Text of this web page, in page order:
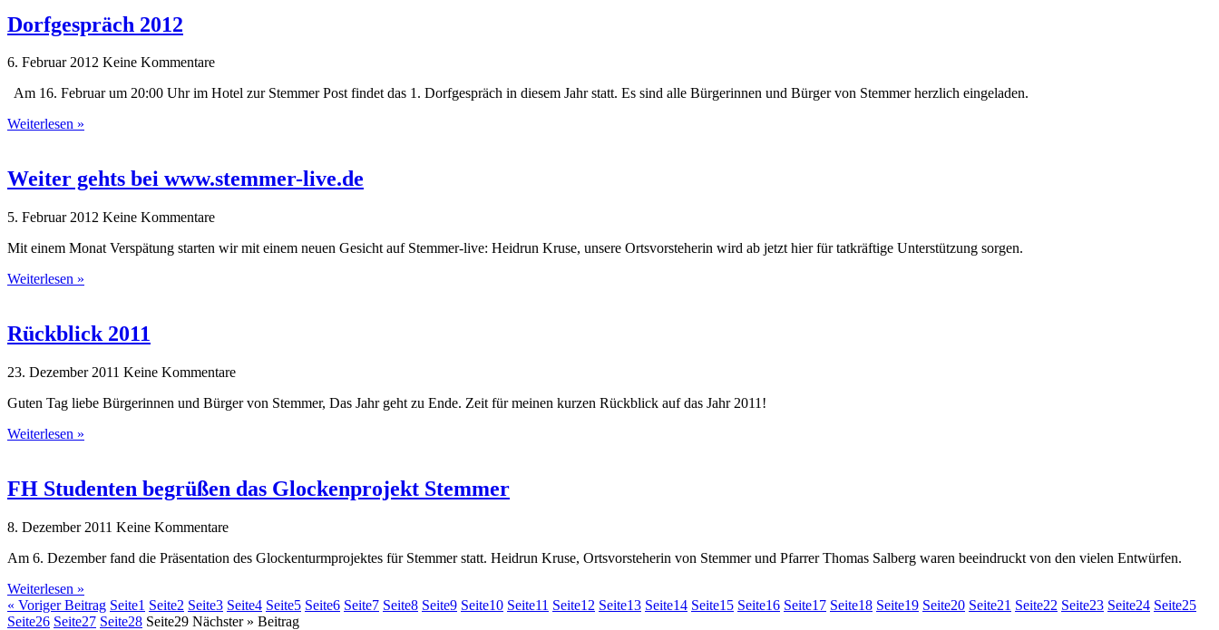
Dorfgespräch 2012
6. Februar 2012 Keine Kommentare
Am 16. Februar um 20:00 Uhr im Hotel zur Stemmer Post findet das 1. Dorfgespräch in diesem Jahr statt. Es sind alle Bürgerinnen und Bürger von Stemmer herzlich eingeladen.
Weiterlesen »
Weiter gehts bei www.stemmer-live.de
5. Februar 2012 Keine Kommentare
Mit einem Monat Verspätung starten wir mit einem neuen Gesicht auf Stemmer-live: Heidrun Kruse, unsere Ortsvorsteherin wird ab jetzt hier für tatkräftige Unterstützung sorgen.
Weiterlesen »
Rückblick 2011
23. Dezember 2011 Keine Kommentare
Guten Tag liebe Bürgerinnen und Bürger von Stemmer, Das Jahr geht zu Ende. Zeit für meinen kurzen Rückblick auf das Jahr 2011!
Weiterlesen »
FH Studenten begrüßen das Glockenprojekt Stemmer
8. Dezember 2011 Keine Kommentare
Am 6. Dezember fand die Präsentation des Glockenturmprojektes für Stemmer statt. Heidrun Kruse, Ortsvorsteherin von Stemmer und Pfarrer Thomas Salberg waren beeindruckt von den vielen Entwürfen.
Weiterlesen »
« Voriger Beitrag Seite1 Seite2 Seite3 Seite4 Seite5 Seite6 Seite7 Seite8 Seite9 Seite10 Seite11 Seite12 Seite13 Seite14 Seite15 Seite16 Seite17 Seite18 Seite19 Seite20 Seite21 Seite22 Seite23 Seite24 Seite25
Seite26 Seite27 Seite28 Seite29 Nächster » Beitrag